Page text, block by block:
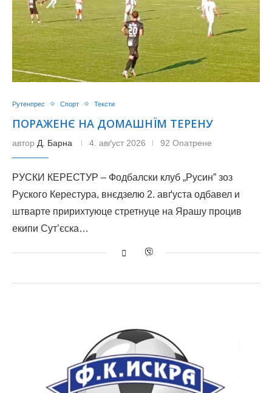
Рутенпрес Спорт Тексти
ПОРАЖЕНЄ НА ДОМАШНЇМ ТЕРЕНУ
автор Д. Барна 4. авґуст 2026 92 Опатрене
РУСКИ КЕРЕСТУР – Фодбалски клуб „Русин” зоз
Руского Керестура, внєдзелю 2. авґуста одбавел и
штварте пририхтуюце стретнуце на Ярашу процив
екипи Сут’єска…